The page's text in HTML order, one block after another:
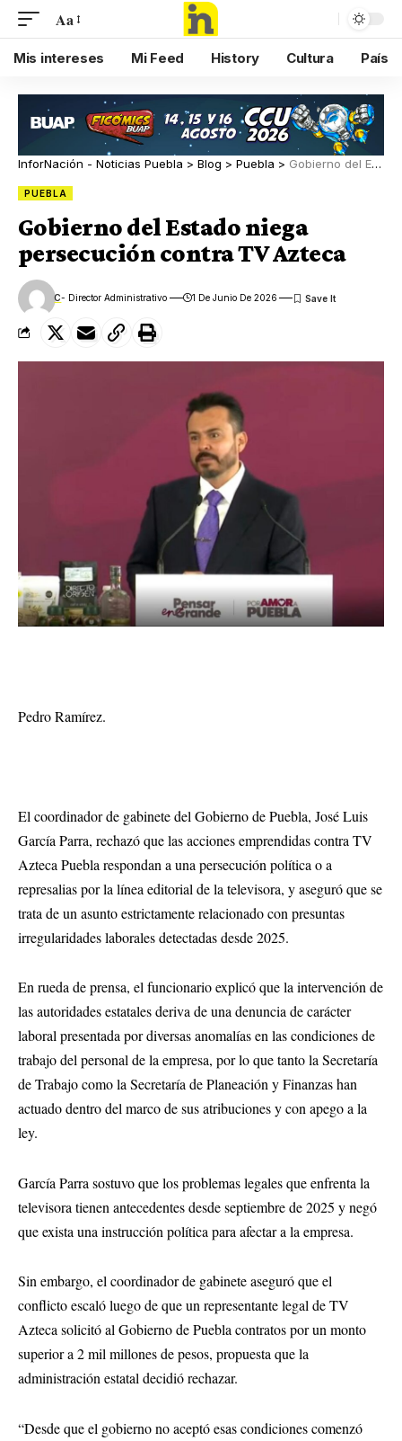
Aa
Mis intereses Mi Feed History Cultura País
InforNación - Noticias Puebla > Blog > Puebla > Gobierno del Estado niega persecución contra TV Azteca
PUEBLA
Gobierno del Estado niega
persecución contra TV Azteca
C- Director Administrativo 1 De Junio De 2026
Pedro Ramírez.
El coordinador de gabinete del Gobierno de Puebla, José Luis
García Parra, rechazó que las acciones emprendidas contra TV
Azteca Puebla respondan a una persecución política o a
represalias por la línea editorial de la televisora, y aseguró que se
trata de un asunto estrictamente relacionado con presuntas
irregularidades laborales detectadas desde 2025.
En rueda de prensa, el funcionario explicó que la intervención de
las autoridades estatales deriva de una denuncia de carácter
laboral presentada por diversas anomalías en las condiciones de
trabajo del personal de la empresa, por lo que tanto la Secretaría
de Trabajo como la Secretaría de Planeación y Finanzas han
actuado dentro del marco de sus atribuciones y con apego a la
ley.
García Parra sostuvo que los problemas legales que enfrenta la
televisora tienen antecedentes desde septiembre de 2025 y negó
que exista una instrucción política para afectar a la empresa.
Sin embargo, el coordinador de gabinete aseguró que el
conflicto escaló luego de que un representante legal de TV
Azteca solicitó al Gobierno de Puebla contratos por un monto
superior a 2 mil millones de pesos, propuesta que la
administración estatal decidió rechazar.
“Desde que el gobierno no aceptó esas condiciones comenzó